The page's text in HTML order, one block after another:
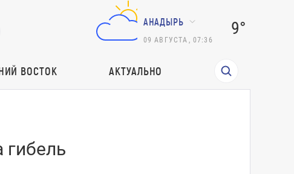
АНАДЫРЬ
09 АВГУСТА 07:36
9°
ВОСТОК АКТУАЛЬНО
гибель